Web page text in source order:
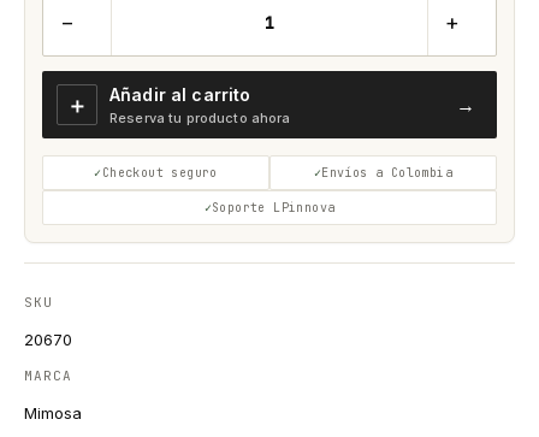
− +
＋ Añadir al carrito
Reserva tu producto ahora
→
Checkout seguro Envíos a Colombia
Soporte LPinnova
SKU
20670
MARCA
Mimosa